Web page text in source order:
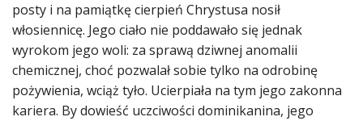
posty i na pamiątkę cierpień Chrystusa nosił
włosiennicę. Jego ciało nie poddawało się jednak
wyrokom jego woli: za sprawą dziwnej anomalii
chemicznej, choć pozwalał sobie tylko na odrobinę
pożywienia, wciąż tyło. Ucierpiała na tym jego zakonna
kariera. By dowieść uczciwości dominikanina, jego